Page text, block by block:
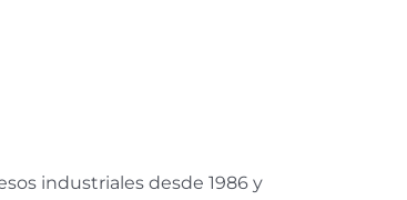
industriales desde 1986 y